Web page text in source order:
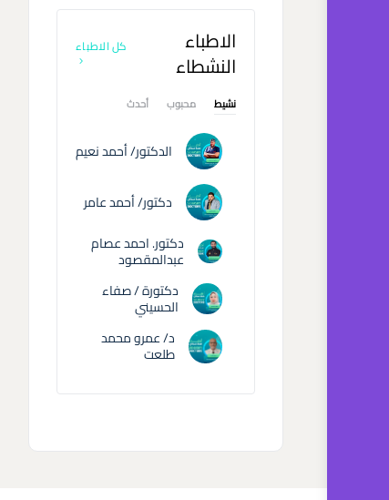
الاطباء
النشطاء
كل الاطباء
نشيط محبوب أحدث
الدكتور/ أحمد نعيم
دكتور/ أحمد عامر
دكتور. احمد عصام
عبدالمقصود
دكتورة / صفاء
الحسيني
د/ عمرو محمد
طلعت